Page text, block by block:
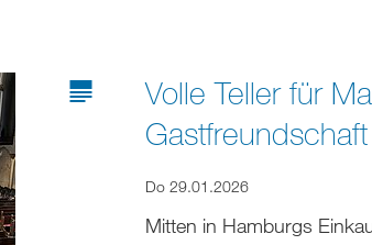
Volle Teller für
Do 29.01.2026
Mitten in Hamburgs